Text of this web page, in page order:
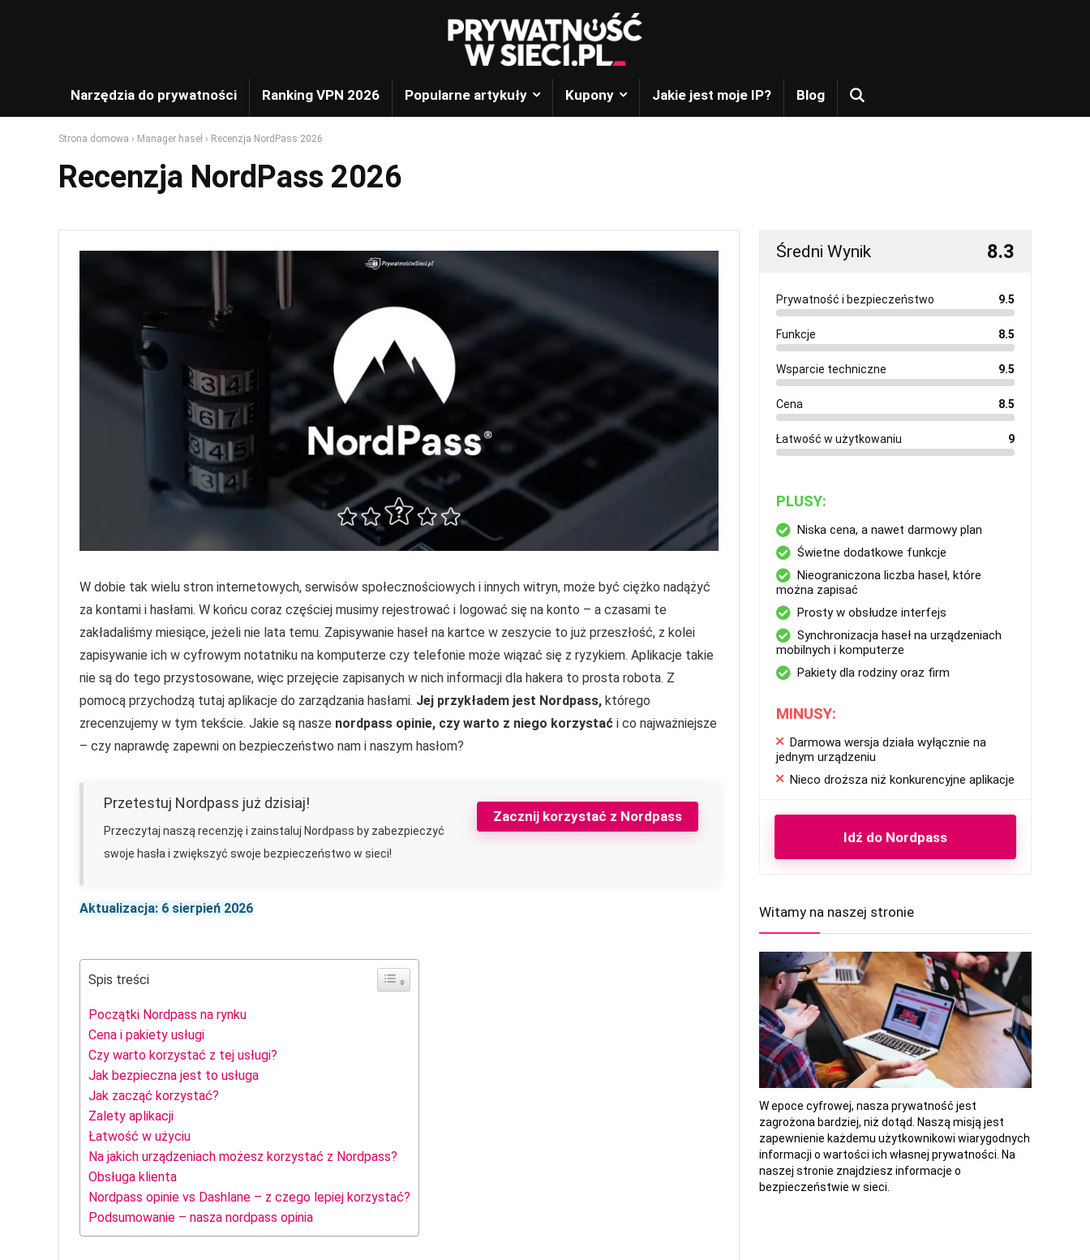
Narzędzia do prywatności Ranking VPN 2026 Popularne artykuły Kupony Jakie jest moje IP? Blog
Strona domowa › Manager haseł › Recenzja NordPass 2026
Recenzja NordPass 2026
W dobie tak wielu stron internetowych, serwisów społecznościowych i innych witryn, może być ciężko nadążyć
za kontami i hasłami. W końcu coraz częściej musimy rejestrować i logować się na konto – a czasami te
zakładaliśmy miesiące, jeżeli nie lata temu. Zapisywanie haseł na kartce w zeszycie to już przeszłość, z kolei
zapisywanie ich w cyfrowym notatniku na komputerze czy telefonie może wiązać się z ryzykiem. Aplikacje takie
nie są do tego przystosowane, więc przejęcie zapisanych w nich informacji dla hakera to prosta robota. Z
pomocą przychodzą tutaj aplikacje do zarządzania hasłami. Jej przykładem jest Nordpass, którego
zrecenzujemy w tym tekście. Jakie są nasze nordpass opinie, czy warto z niego korzystać i co najważniejsze
– czy naprawdę zapewni on bezpieczeństwo nam i naszym hasłom?
Zacznij korzystać z Nordpass
Przetestuj Nordpass już dzisiaj!
Przeczytaj naszą recenzję i zainstaluj Nordpass by zabezpieczyć
swoje hasła i zwiększyć swoje bezpieczeństwo w sieci!
Aktualizacja: 6 sierpień 2026
Spis treści
Początki Nordpass na rynku
Cena i pakiety usługi
Czy warto korzystać z tej usługi?
Jak bezpieczna jest to usługa
Jak zacząć korzystać?
Zalety aplikacji
Łatwość w użyciu
Na jakich urządzeniach możesz korzystać z Nordpass?
Obsługa klienta
Nordpass opinie vs Dashlane – z czego lepiej korzystać?
Podsumowanie – nasza nordpass opinia
Średni Wynik 8.3
Prywatność i bezpieczeństwo 9.5
Funkcje 8.5
Wsparcie techniczne 9.5
Cena 8.5
Łatwość w użytkowaniu 9
PLUSY:
Niska cena, a nawet darmowy plan
Świetne dodatkowe funkcje
Nieograniczona liczba haseł, które
można zapisać
Prosty w obsłudze interfejs
Synchronizacja haseł na urządzeniach
mobilnych i komputerze
Pakiety dla rodziny oraz firm
MINUSY:
Darmowa wersja działa wyłącznie na
jednym urządzeniu
Nieco droższa niż konkurencyjne aplikacje
Idź do Nordpass
Witamy na naszej stronie
W epoce cyfrowej, nasza prywatność jest
zagrożona bardziej, niż dotąd. Naszą misją jest
zapewnienie każdemu użytkownikowi wiarygodnych
informacji o wartości ich własnej prywatności. Na
naszej stronie znajdziesz informacje o
bezpieczeństwie w sieci.